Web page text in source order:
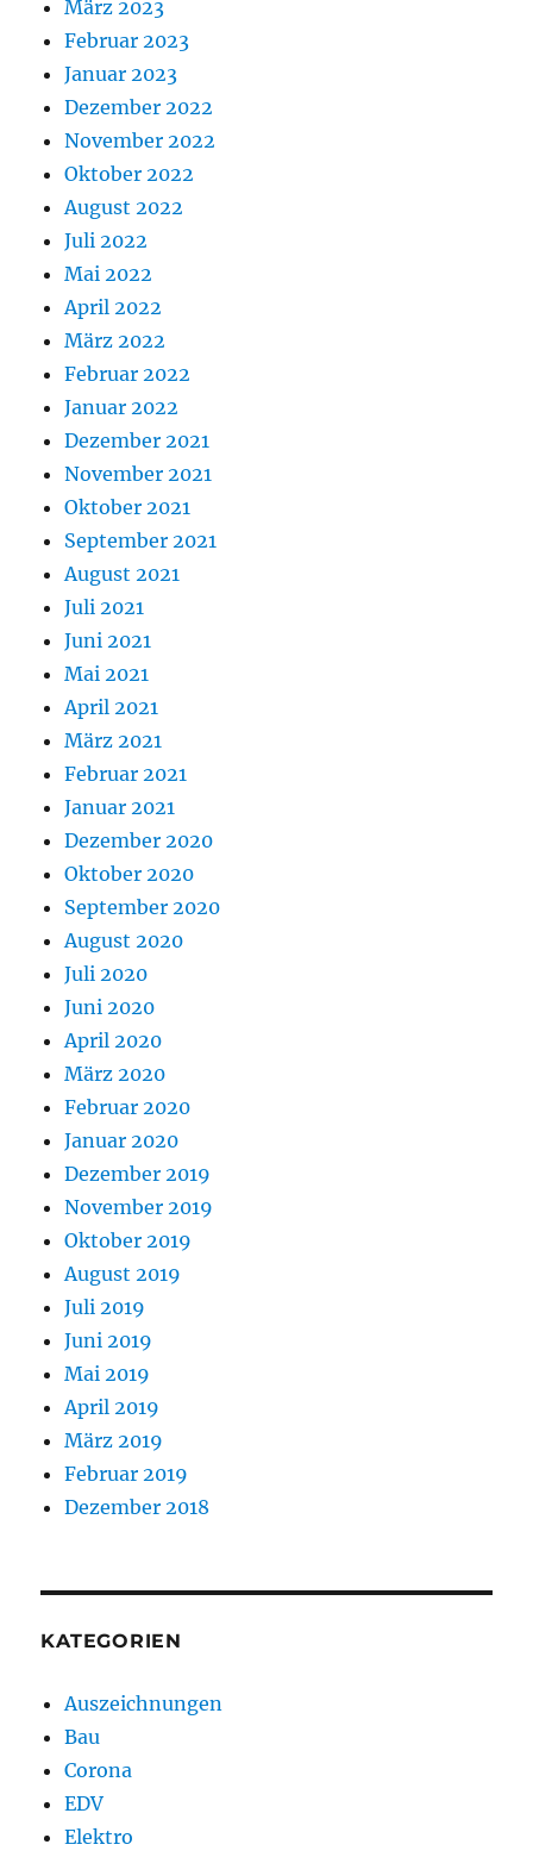
März 2023
Februar 2023
Januar 2023
Dezember 2022
November 2022
Oktober 2022
August 2022
Juli 2022
Mai 2022
April 2022
März 2022
Februar 2022
Januar 2022
Dezember 2021
November 2021
Oktober 2021
September 2021
August 2021
Juli 2021
Juni 2021
Mai 2021
April 2021
März 2021
Februar 2021
Januar 2021
Dezember 2020
Oktober 2020
September 2020
August 2020
Juli 2020
Juni 2020
April 2020
März 2020
Februar 2020
Januar 2020
Dezember 2019
November 2019
Oktober 2019
August 2019
Juli 2019
Juni 2019
Mai 2019
April 2019
März 2019
Februar 2019
Dezember 2018
KATEGORIEN
Auszeichnungen
Bau
Corona
EDV
Elektro